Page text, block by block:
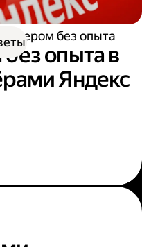
без опыта
опыта в
Яндекс